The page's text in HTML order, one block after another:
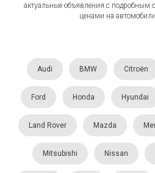
актуальные объявления с
ценами на
Audi BMW Citroën
Ford Honda Hyundai
Land Rover Mazda
Mitsubishi Nissan